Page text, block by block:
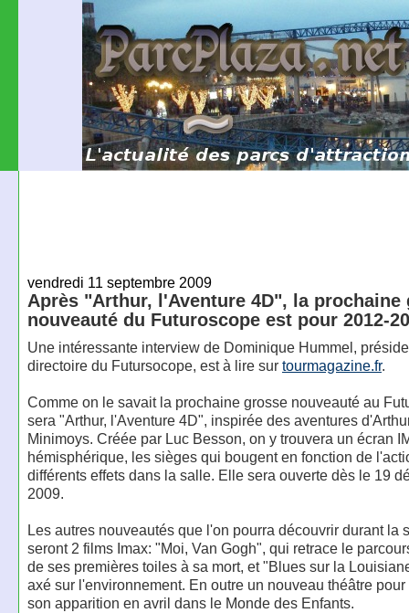
vendredi 11 septembre 2009
Après "Arthur, l'Aventure 4D", la prochaine
nouveauté du Futuroscope est pour 2012-
Une intéressante interview de Dominique Hummel,
directoire du Futursocope, est à lire sur tourmagazine.fr.
Comme on le savait la prochaine grosse nouveauté au
sera "Arthur, l'Aventure 4D", inspirée des aventures
Minimoys. Créée par Luc Besson, on y trouvera un écran
hémisphérique, les sièges qui bougent en fonction de
différents effets dans la salle. Elle sera ouverte dès le 19
2009.
Les autres nouveautés que l'on pourra découvrir durant la
seront 2 films Imax: "Moi, Van Gogh", qui retrace le
de ses premières toiles à sa mort, et "Blues sur la
axé sur l'environnement. En outre un nouveau théâtre pour
son apparition en avril dans le Monde des Enfants.